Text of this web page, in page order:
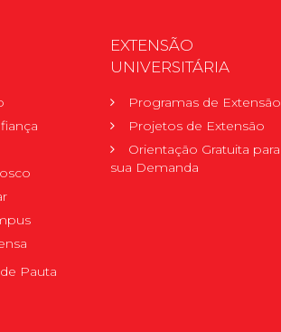
Pauta
EXTENSÃO
UNIVERSITÁRIA
Programas de Extensão
Projetos de Extensão
Orientação Gratuita para
sua Demanda